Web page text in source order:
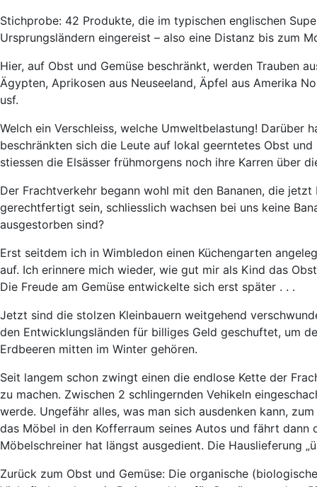
Stichprobe: 42 Produkte, die im typischen englischen
Ursprungsländern eingereist – also eine Distanz bis zum
Hier, auf Obst und Gemüse beschränkt, werden Trauben
Ägypten, Aprikosen aus Neuseeland, Äpfel aus Amerika
usf.
Welch ein Verschleiss, welche Umweltbelastung! Darüber
beschränkten sich die Leute auf lokal geerntetes Obst
stiessen die Elsässer frühmorgens noch ihre Karren über
Der Frachtverkehr begann wohl mit den Bananen, die
gerechtfertigt sein, schliesslich wachsen bei uns keine
ausgestorben sind?
Erst seitdem ich in Wimbledon einen Küchengarten
auf. Ich erinnere mich wieder, wie gut mir als Kind das
Die Freude am Gemüse entwickelte sich erst später . . .
Jetzt sind die stolzen Kleinbauern weitgehend
den Entwicklungsländen für billiges Geld geschuftet, um
Erdbeeren mitten im Winter gehören.
Seit langem schon zwingt einen die endlose Kette der
zu machen. Zwischen 2 schlingernden Vehikeln
werde. Ungefähr alles, was man sich ausdenken kann,
das Möbel in den Kofferraum seines Autos und fährt
Möbelschreiner hat längst ausgedient. Die Hauslieferung
Zurück zum Obst und Gemüse: Die organische